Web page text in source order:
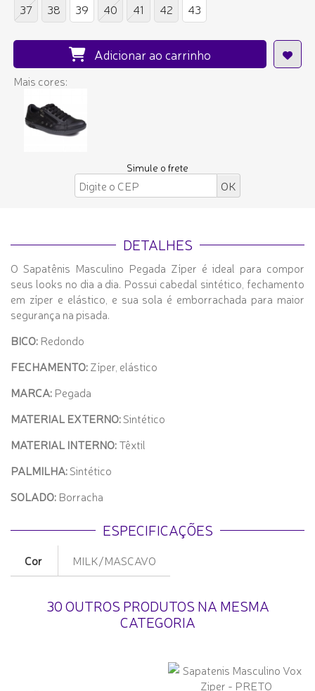
37
38 39 40 41 42 43
Adicionar ao carrinho
Mais cores:
Simule o frete
DETALHES
O Sapatênis Masculino Pegada Zíper é ideal para compor
seus looks no dia a dia. Possui cabedal sintético, fechamento
em zíper e elástico, e sua sola é emborrachada para maior
segurança na pisada.
BICO: Redondo
FECHAMENTO:Zíper, elástico
MARCA: Pegada
MATERIAL EXTERNO:Sintético
MATERIAL INTERNO:Têxtil
PALMILHA:Sintético
SOLADO: Borracha
ESPECIFICAÇÕES
Cor MILK/MASCAVO
30 OUTROS PRODUTOS NA MESMA
CATEGORIA